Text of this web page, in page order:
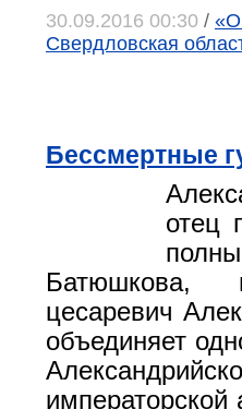
30.09.2016 00:30 /
Свердловская
Бессмертные
отец
Батюшкова,
цесаревич
объединяет